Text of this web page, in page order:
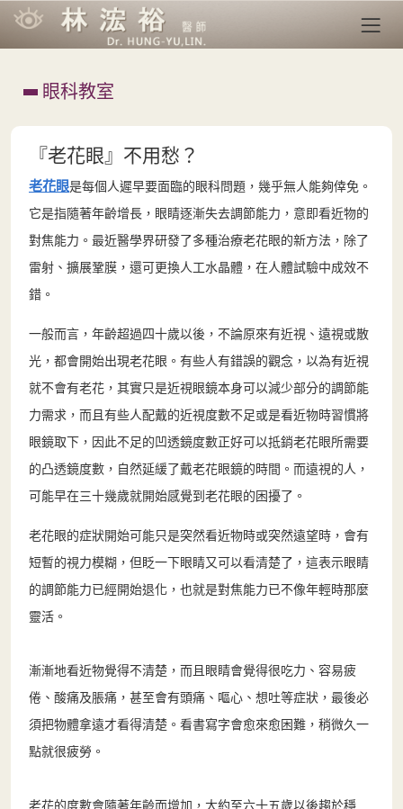
眼科教室
『老花眼』不用愁？
老花眼是每個人遲早要面臨的眼科問題，幾乎無人能夠倖免。
它是指隨著年齡增長，眼睛逐漸失去調節能力，意即看近物的
對焦能力。最近醫學界研發了多種治療老花眼的新方法，除了
雷射、擴展鞏膜，還可更換人工水晶體，在人體試驗中成效不
錯。
一般而言，年齡超過四十歲以後，不論原來有近視、遠視或散
光，都會開始出現老花眼。有些人有錯誤的觀念，以為有近視
就不會有老花，其實只是近視眼鏡本身可以減少部分的調節能
力需求，而且有些人配戴的近視度數不足或是看近物時習慣將
眼鏡取下，因此不足的凹透鏡度數正好可以抵銷老花眼所需要
的凸透鏡度數，自然延緩了戴老花眼鏡的時間。而遠視的人，
可能早在三十幾歲就開始感覺到老花眼的困擾了。
老花眼的症狀開始可能只是突然看近物時或突然遠望時，會有
短暫的視力模糊，但眨一下眼睛又可以看清楚了，這表示眼睛
的調節能力已經開始退化，也就是對焦能力已不像年輕時那麼
靈活。
漸漸地看近物覺得不清楚，而且眼睛會覺得很吃力、容易疲
倦、酸痛及脹痛，甚至會有頭痛、嘔心、想吐等症狀，最後必
須把物體拿遠才看得清楚。看書寫字會愈來愈困難，稍微久一
點就很疲勞。
老花的度數會隨著年齡而增加，大約至六十五歲以後趨於穩